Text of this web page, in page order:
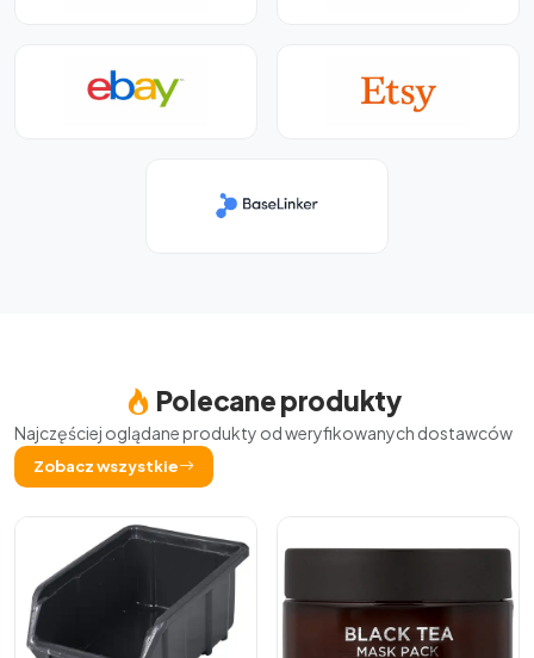
Polecane produkty
Najczęściej oglądane produkty od weryfikowanych dostawców
Zobacz wszystkie